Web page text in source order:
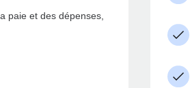
paie et des dépenses,